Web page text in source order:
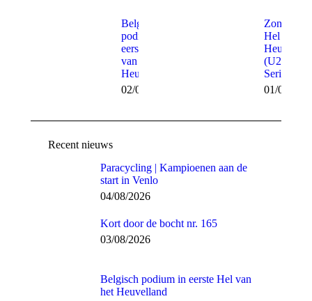
Belgisch
podium in
eerste Hel
van het
Heuvelland
02/08/2026
Zondag de
Hel van
(U23
Series)
01/08/
Recent nieuws
Paracycling | Kampioenen aan de
start in Venlo
04/08/2026
Kort door de bocht nr. 165
03/08/2026
Belgisch podium in eerste Hel van
het Heuvelland